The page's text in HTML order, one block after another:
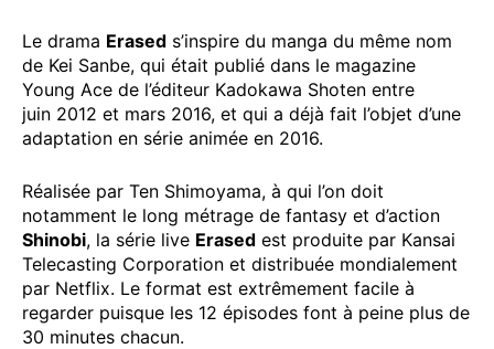
Le drama Erased s’inspire du manga du même nom
de Kei Sanbe, qui était publié dans le magazine
Young Ace de l’éditeur Kadokawa Shoten entre
juin 2012 et mars 2016, et qui a déjà fait l’objet d’une
adaptation en série animée en 2016.
Réalisée par Ten Shimoyama, à qui l’on doit
notamment le long métrage de fantasy et d’action
Shinobi, la série live Erased est produite par Kansai
Telecasting Corporation et distribuée mondialement
par Netflix. Le format est extrêmement facile à
regarder puisque les 12 épisodes font à peine plus de
30 minutes chacun.